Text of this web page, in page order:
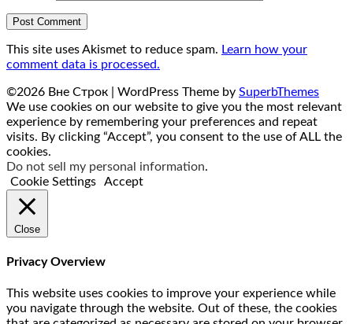
This site uses Akismet to reduce spam. Learn how your
comment data is processed.
©2026 Вне Строк | WordPress Theme by SuperbThemes
We use cookies on our website to give you the most relevant
experience by remembering your preferences and repeat
visits. By clicking “Accept”, you consent to the use of ALL the
cookies.
Do not sell my personal information.
Cookie Settings
Accept
Close
Privacy Overview
This website uses cookies to improve your experience while
you navigate through the website. Out of these, the cookies